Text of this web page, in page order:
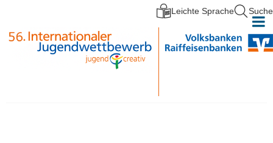
Leichte Sprache Suche